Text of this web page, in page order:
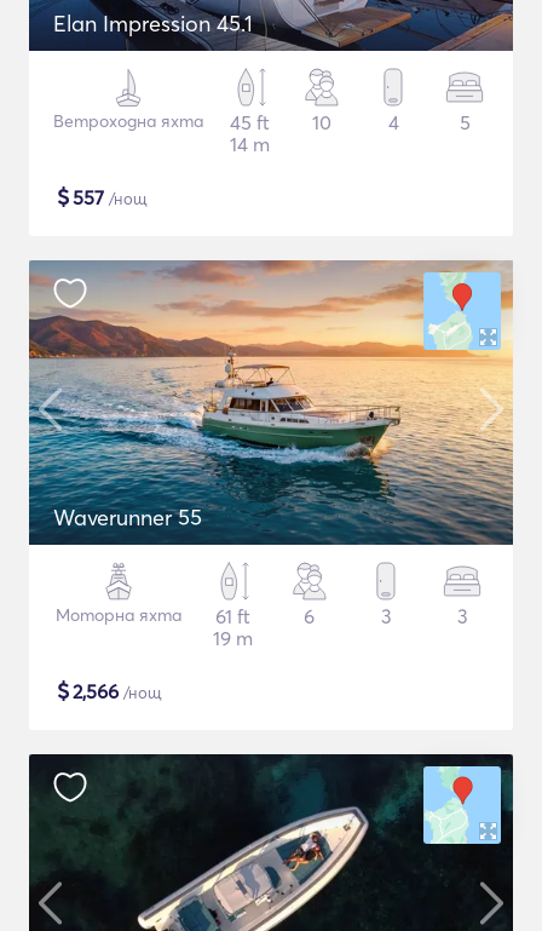
Elan Impression 45.1
Ветроходна яхта
45 ft
14 m
10 4 5
$557 /нощ
Waverunner 55
Моторна яхта
61 ft
19 m
6 3 3
$2,566 /нощ